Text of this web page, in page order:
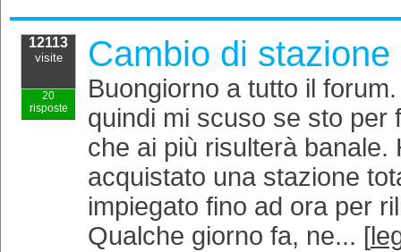
STAZIONE TOTALE SOUTH NTS 352R
Smeraldo
inventario forestale nazionale - calcolo delle
cubature
geoalfa
12113
visite
20
risposte
Cambio di stazione
Buongiorno a tutto il
quindi mi scuso se sto per
che ai più risulterà banale.
acquistato una stazione
impiegato fino ad ora per
Qualche giorno fa, ne... [